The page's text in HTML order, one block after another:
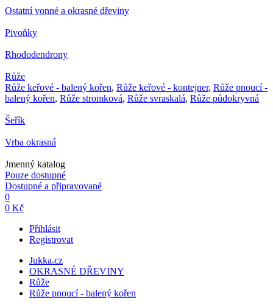
Ostatní vonné a okrasné dřeviny
Pivoňky
Rhododendrony
Růže
Růže keřové - balený kořen, Růže keřové - kontejner, Růže pnoucí -
balený kořen, Růže stromková, Růže svraskalá, Růže půdokryvná
Šeřík
Vrba okrasná
Jmenný katalog
Pouze dostupné
Dostupné a připravované
0
0 Kč
Přihlásit
Registrovat
Jukka.cz
OKRASNÉ DŘEVINY
Růže
Růže pnoucí - balený kořen